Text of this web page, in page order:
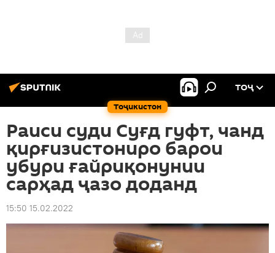
Тоҷикистон
ТОҶ
Раиси суди Суғд гуфт, чанд
қирғизистониро барои
убури ғайриқонунии
сарҳад ҷазо доданд
15:50 15.02.2022